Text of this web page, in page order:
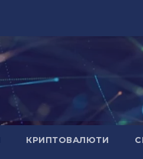
КРИПТОВАЛЮТИ